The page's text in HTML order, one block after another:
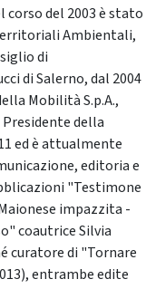
corso del 2003 è stato
Ambientali,
di
di Salerno, dal 2004
Mobilità S.p.A.,
Presidente della
ed è attualmente
editoria e
"Testimone
impazzita -
coautrice Silvia
curatore di "Tornare
entrambe edite